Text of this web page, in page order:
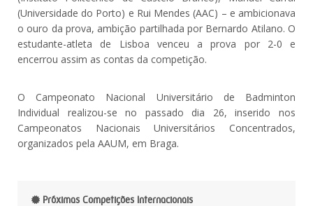
(Universidade do Porto) e Rui Mendes (AAC) – e ambicionava
o ouro da prova, ambição partilhada por Bernardo Atilano. O
estudante-atleta de Lisboa venceu a prova por 2-0 e
encerrou assim as contas da competição.
O Campeonato Nacional Universitário de Badminton
Individual realizou-se no passado dia 26, inserido nos
Campeonatos Nacionais Universitários Concentrados,
organizados pela AAUM, em Braga.
Próximas Competições Internacionais